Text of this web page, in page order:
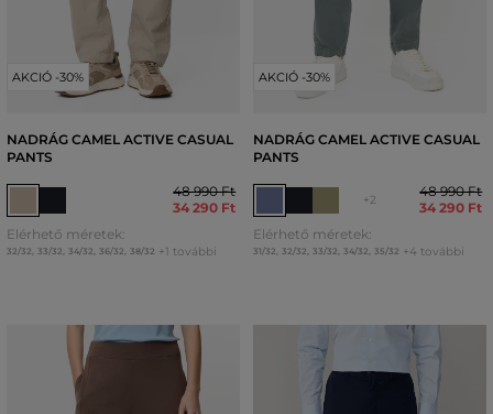
AKCIÓ -30%
NADRÁG CAMEL ACTIVE CASUAL
PANTS
48 990 Ft
34 290 Ft
Elérhető méretek:
32/32, 33/32, 34/32, 36/32, 38/32 +1 további
AKCIÓ -30%
NADRÁG CAMEL ACTIVE CASUAL
PANTS
+2
48 990 Ft
34 290 Ft
Elérhető méretek:
31/32, 32/32, 33/32, 34/32, 35/32 +4 további